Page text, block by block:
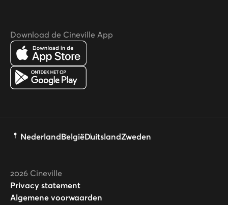
Download de Cineville App
NederlandBelgiëDuitslandZweden
2026 Cineville
Privacy statement
Algemene voorwaarden